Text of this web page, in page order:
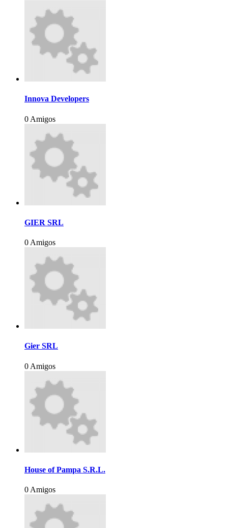
Innova Developers
0 Amigos
GIER SRL
0 Amigos
Gier SRL
0 Amigos
House of Pampa S.R.L.
0 Amigos